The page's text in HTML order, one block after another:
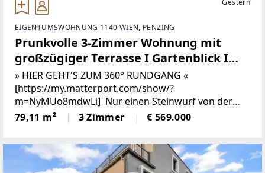
EIGENTUMSWOHNUNG 1140 WIEN, PENZING
Prunkvolle 3-Zimmer Wohnung mit
großzügiger Terrasse I Gartenblick I
Ruheoase I AirBnB Vermietung
gestattet I 360° Rundgang Verfügbar
» HIER GEHT'S ZUM 360° RUNDGANG «
[https://my.matterport.com/show/?
m=NyMUo8mdwLi] Nur einen Steinwurf von der
ehemaligen Sommerresidenz der Habsburger
entfernt, auch besser bekannt als „Schloss
79,11 m² 3 Zimmer € 569.000